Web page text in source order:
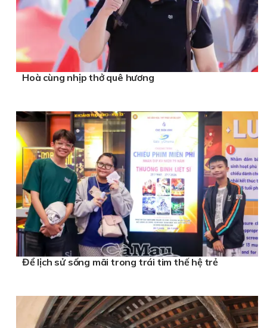
Hoà cùng nhịp thở quê hương
Để lịch sử sống mãi trong trái tim thế hệ trẻ